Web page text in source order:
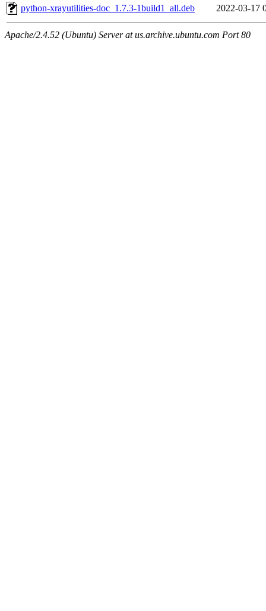
python-xrayutilities-doc_1.7.3-1build1_all.deb
2022-03-17
Apache/2.4.52 (Ubuntu) Server at us.archive.ubuntu.com Port 80